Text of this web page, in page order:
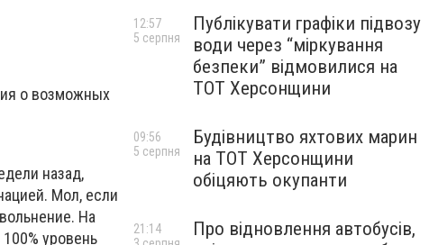
о возможных
назад,
Мол, если
На
уровень
Публікувати графіки підвозу
води через “міркування
безпеки” відмовилися на
ТОТ Херсонщини
12:57
5 серпня
Будівництво яхтових марин
на ТОТ Херсонщини
обіцяють окупанти
09:56
5 серпня
Про відновлення автобусів,
21:14